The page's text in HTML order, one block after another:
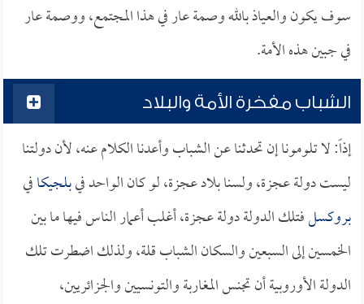
سوف يكون والعياذ بالله وصمة عار في هذا المجتمع، ووصمة عار
في جبين هذه الأمة.
الشباب مفخرة الأمة والبلاد
إذاً: لا تلومونا إن تحدثنا عن الشباب وأعدنا الكلام عنه، لأن دولتنا
ليست دولة عجزة، ولسنا بلاد عجزة، لو كان الواحد فيبلجيكافي
بروكسلفتلك الدولة دولة عجزة، أغلب أعمار الناس فيها ما بين
الخمسين إلى السبعين والسكان الشباب قلة، ولذلك اضطرت تلك
الدولة الأوروبية أن تجنس المغاربة والتونسيين والجزائريين،